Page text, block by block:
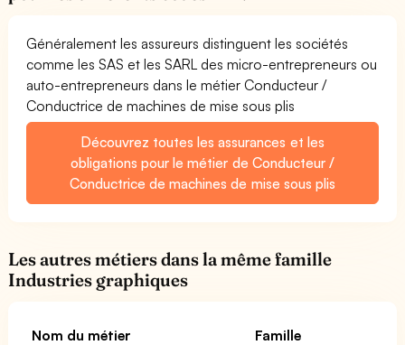
Généralement les assureurs distinguent les sociétés
comme les SAS et les SARL des micro-entrepreneurs ou
auto-entrepreneurs dans le métier Conducteur /
Conductrice de machines de mise sous plis
Découvrez toutes les assurances et les
obligations pour le métier de Conducteur /
Conductrice de machines de mise sous plis
Les autres métiers dans la même famille
Industries graphiques
Nom du métier
Famille